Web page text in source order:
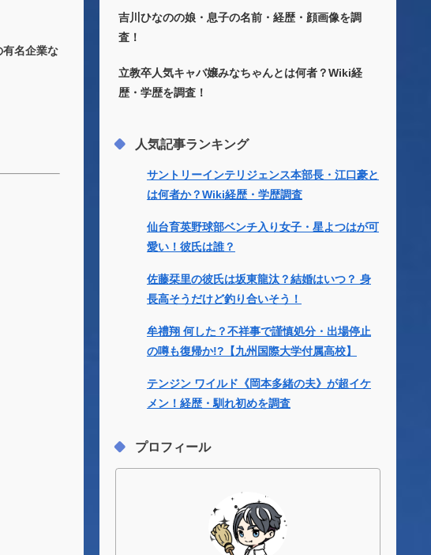
有名企業な
吉川ひなのの娘・息子の名前・経歴・顔画像を調
査！
立教卒人気キャバ嬢みなちゃんとは何者？Wiki経
歴・学歴を調査！
人気記事ランキング
サントリーインテリジェンス本部長・江口豪と
は何者か？Wiki経歴・学歴調査
仙台育英野球部ベンチ入り女子・星よつはが可
愛い！彼氏は誰？
佐藤栞里の彼氏は坂東龍汰？結婚はいつ？ 身
長高そうだけど釣り合いそう！
牟禮翔 何した？不祥事で謹慎処分・出場停止
の噂も復帰か!?【九州国際大学付属高校】
テンジン ワイルド《岡本多緒の夫》が超イケ
メン！経歴・馴れ初めを調査
プロフィール